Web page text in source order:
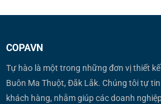
COPAVN
Tự hào là một trong những đơn vị thiết
Buôn Ma Thuột, Đắk Lắk. Chúng tôi tự
khách hàng, nhằm giúp các doanh